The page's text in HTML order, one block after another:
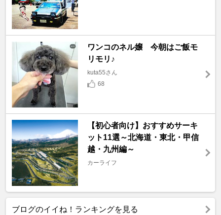
ワンコのネル嬢 今朝はご飯モ
リモリ♪
kuta55さん
68
【初心者向け】おすすめサーキ
ット11選～北海道・東北・甲信
越・九州編～
カーライフ
ブログのイイね！ランキングを見る